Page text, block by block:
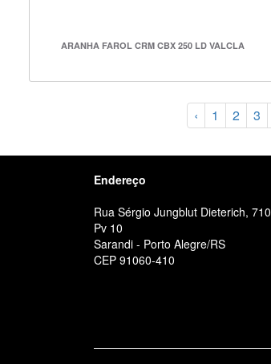
ARANHA FAROL CRM CBX 250 LD VALCLA
‹ 1 2 3
Endereço
Rua Sérgio Jungblut Dieterich, 710
Pv 10
Sarandi - Porto Alegre/RS
CEP 91060-410